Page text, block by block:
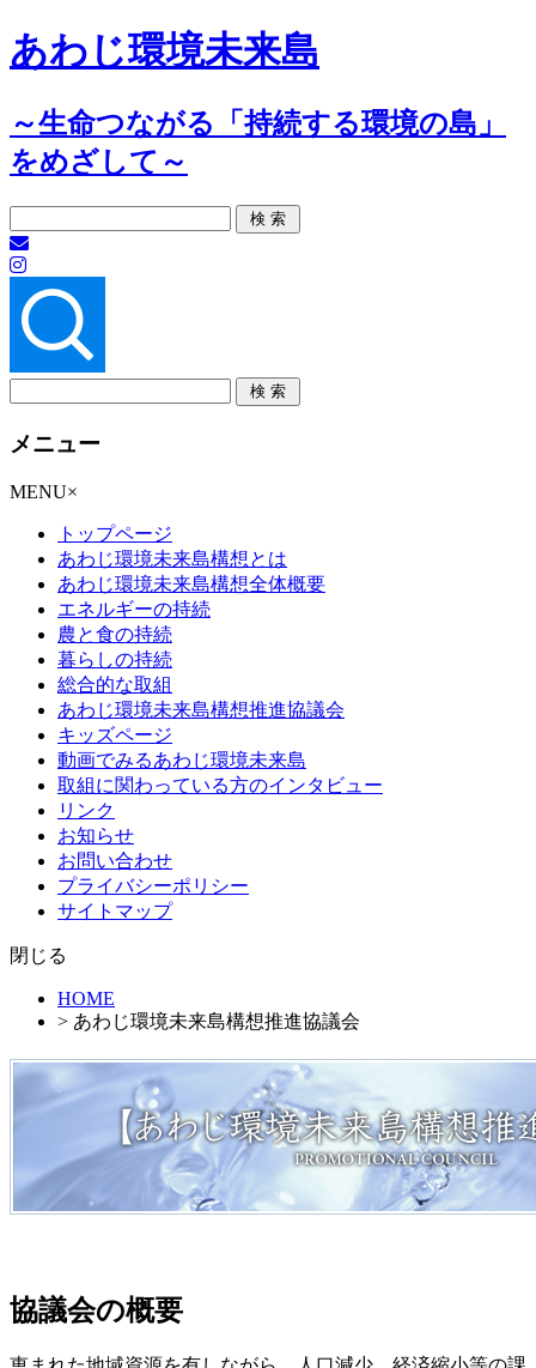
あわじ環境未来島
～生命つながる「持続する環境の島」
をめざして～
メニュー
コ
MENU×
トップページ
あわじ環境未来島構想とは
あわじ環境未来島構想全体概要
エネルギーの持続
農と食の持続
暮らしの持続
総合的な取組
あわじ環境未来島構想推進協議会
キッズページ
動画でみるあわじ環境未来島
取組に関わっている方のインタビュー
リンク
お知らせ
お問い合わせ
プライバシーポリシー
サイトマップ
閉じる
HOME
> あわじ環境未来島構想推進協議会
協議会の概要